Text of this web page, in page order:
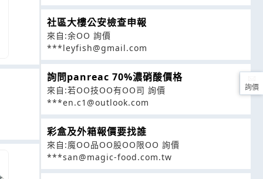
社區大樓公安檢查申報
來自:余OO 詢價
***leyfish@gmail.com
詢問panreac 70%濃硝酸價格
來自:若OO技OO有OO司 詢價
***en.c1@outlook.com
彩盒及外箱報價要找誰
來自:魔OO品OO股OO限OO 詢價
***san@magic-food.com.tw
詢價